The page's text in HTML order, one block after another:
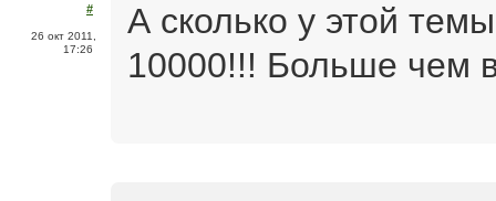
#
26 окт 2011,
17:26
А сколько у этой
10000!!! Больше чем